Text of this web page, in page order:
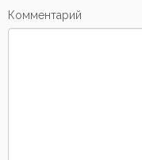
Комментарий